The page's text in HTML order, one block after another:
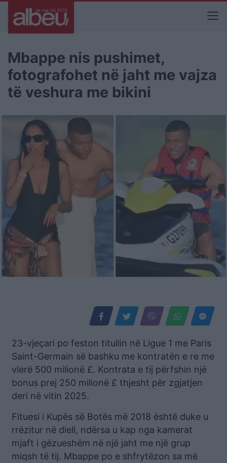
Mbappe nis pushimet,
fotografohet në jaht me vajza
të veshura me bikini
23-vjeçari po feston titullin në Ligue 1 me Paris
Saint-Germain së bashku me kontratën e re me
vlerë 500 milionë £. Kontrata e tij përfshin një
bonus prej 250 milionë £ thjesht për zgjatjen
deri në vitin 2025.
Fituesi i Kupës së Botës më 2018 është duke u
rrëzitur në diell, ndërsa u kap nga kamerat
mjaft i gëzueshëm në një jaht me një grup
miqsh të tij. Mbappe po e shfrytëzon sa më